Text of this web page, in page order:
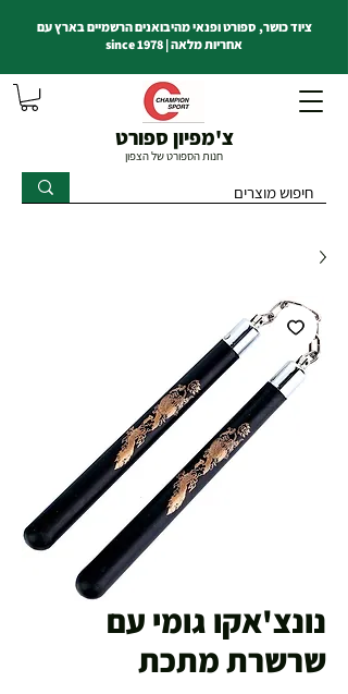
צ'מפיון ספורט
חנות הספורט של הצפון
ציוד כושר, ספורט ופנאי מהיבואנים הרשמיים בארץ עם
אחריות מלאה | since 1978
נונצ'אקו גומי עם
שרשרת מתכת